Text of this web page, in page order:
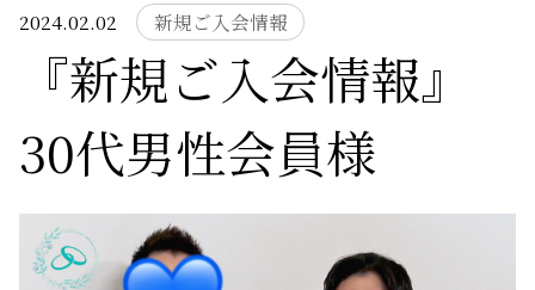
HOME
サービスの特徴
2024.02.02 新規ご入会情報
『新規ご入会情報』
30代男性会員様